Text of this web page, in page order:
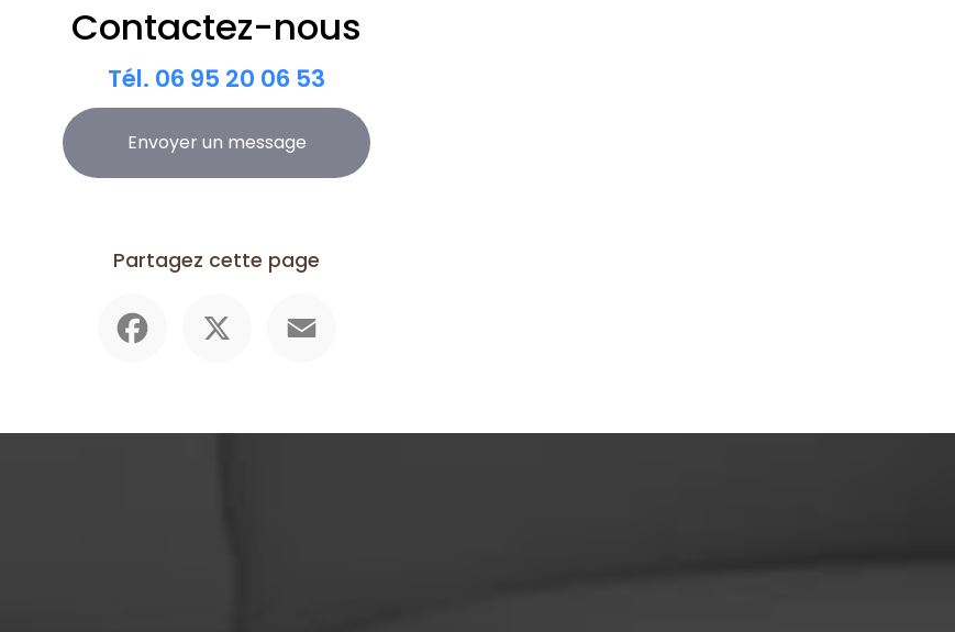
Contactez-nous
Tél. 06 95 20 06 53
Envoyer un message
Partagez cette page